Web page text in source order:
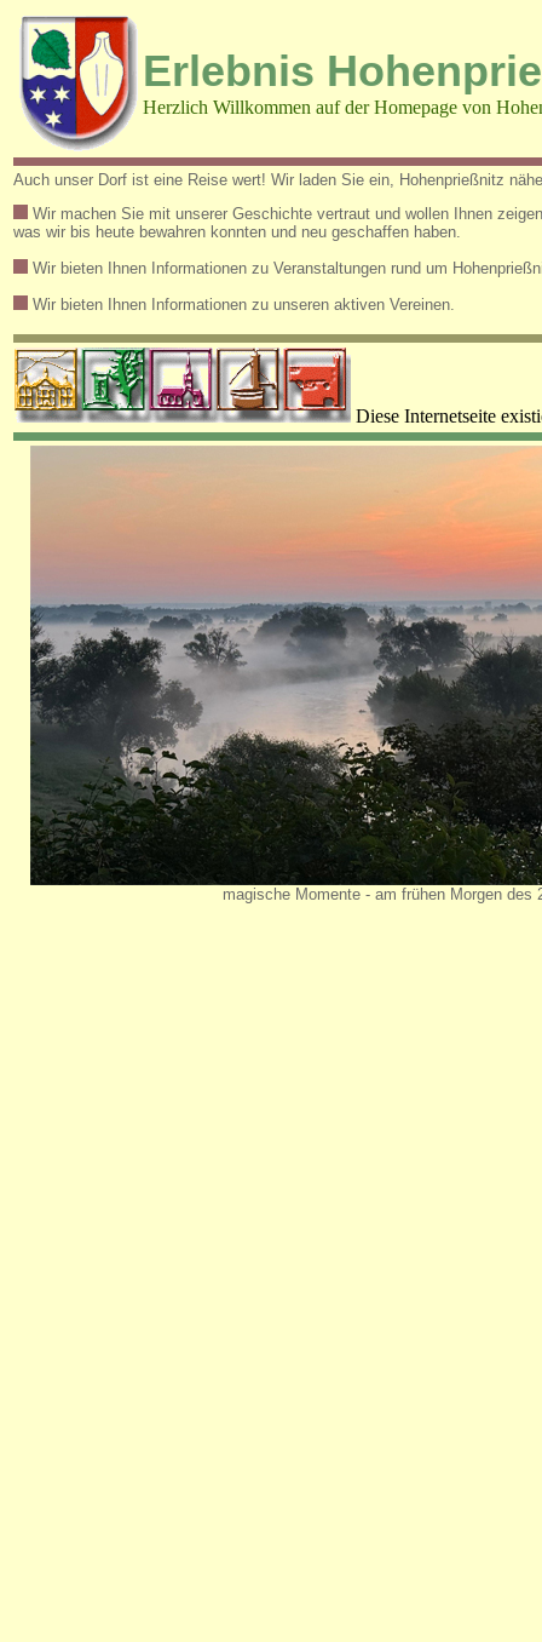
Erlebnis
Herzlich Willkommen auf der Homepage von
Auch unser Dorf ist eine Reise wert! Wir laden Sie ein, Hohenprießnitz
Wir machen Sie mit unserer Geschichte vertraut und wollen Ihnen
was wir bis heute bewahren konnten und neu geschaffen haben.
Wir bieten Ihnen Informationen zu Veranstaltungen rund um
Wir bieten Ihnen Informationen zu unseren aktiven Vereinen.
Diese Internetseite
magische Momente - am frühen Morgen des